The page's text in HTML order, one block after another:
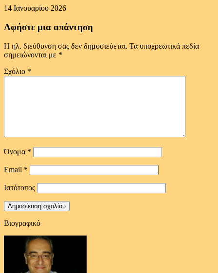
14 Ιανουαρίου 2026
Αφήστε μια απάντηση
Η ηλ. διεύθυνση σας δεν δημοσιεύεται. Τα υποχρεωτικά πεδία
σημειώνονται με *
Σχόλιο *
Όνομα *
Email *
Ιστότοπος
Βιογραφικό